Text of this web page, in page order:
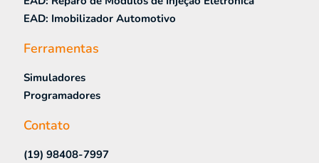
EAD: Imobilizador Automotivo
Ferramentas
Simuladores
Programadores
Contato
(19) 98408-7997